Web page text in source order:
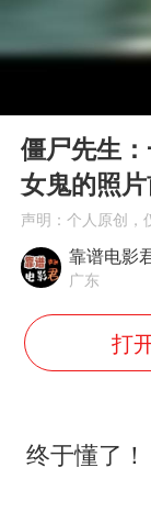
Play
僵尸先生
女鬼的照
声明：个人原创，
靠谱电影
广东
打
终于懂了！